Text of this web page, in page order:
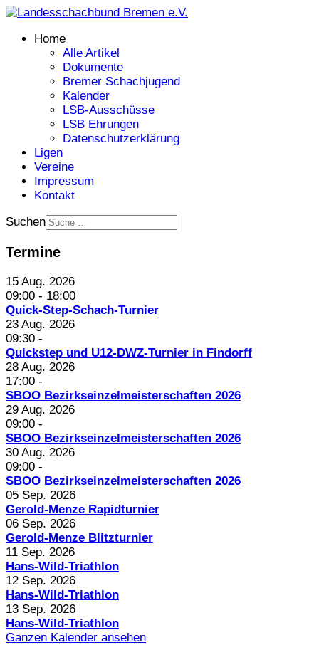
Home
Alle Artikel
Dokumente
Bremer Schachjugend
Kalender
LSB-Ausschüsse
LSB Ehrungen
Datenschutzerklärung
Ligen
Vereine
Impressum
Kontakt
Suchen
Termine
15 Aug. 2026
09:00 - 18:00
Quick-Step-Schach-Turnier
23 Aug. 2026
09:30 -
Quickstep und U12-DWZ-Turnier in Findorff
28 Aug. 2026
17:00 -
SBOO Bezirkseinzelmeisterschaften 2026
29 Aug. 2026
09:00 -
SBOO Bezirkseinzelmeisterschaften 2026
30 Aug. 2026
09:00 -
SBOO Bezirkseinzelmeisterschaften 2026
05 Sep. 2026
Gerold-Menze Rapidturnier
06 Sep. 2026
Gerold-Menze Blitzturnier
11 Sep. 2026
Hans-Wild-Triathlon
12 Sep. 2026
Hans-Wild-Triathlon
13 Sep. 2026
Hans-Wild-Triathlon
Ganzen Kalender ansehen